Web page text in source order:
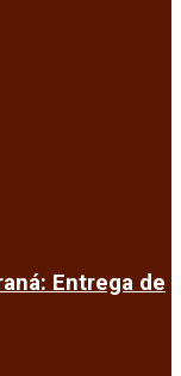
Entrega de